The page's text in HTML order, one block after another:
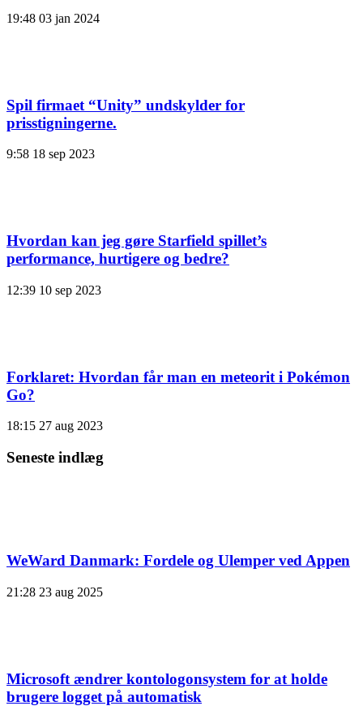
19:48 03 jan 2024
Spil firmaet “Unity” undskylder for
prisstigningerne.
9:58 18 sep 2023
Hvordan kan jeg gøre Starfield spillet’s
performance, hurtigere og bedre?
12:39 10 sep 2023
Forklaret: Hvordan får man en meteorit i Pokémon
Go?
18:15 27 aug 2023
Seneste indlæg
WeWard Danmark: Fordele og Ulemper ved Appen
21:28 23 aug 2025
Microsoft ændrer kontologonsystem for at holde
brugere logget på automatisk